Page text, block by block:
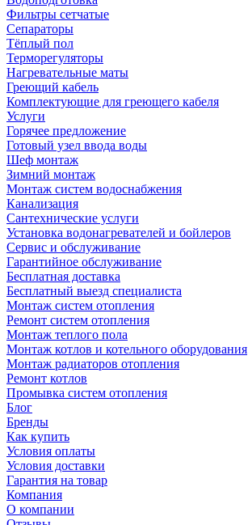
Фильтры сетчатые
Сепараторы
Тёплый пол
Терморегуляторы
Нагревательные маты
Греющий кабель
Комплектующие для греющего кабеля
Услуги
Горячее предложение
Готовый узел ввода воды
Шеф монтаж
Зимний монтаж
Монтаж систем водоснабжения
Канализация
Сантехнические услуги
Установка водонагревателей и бойлеров
Сервис и обслуживание
Гарантийное обслуживание
Бесплатная доставка
Бесплатный выезд специалиста
Монтаж систем отопления
Ремонт систем отопления
Монтаж теплого пола
Монтаж котлов и котельного оборудования
Монтаж радиаторов отопления
Ремонт котлов
Промывка систем отопления
Блог
Бренды
Как купить
Условия оплаты
Условия доставки
Гарантия на товар
Компания
О компании